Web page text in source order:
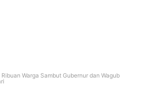
Ribuan Warga Sambut Gubernur dan Wagub